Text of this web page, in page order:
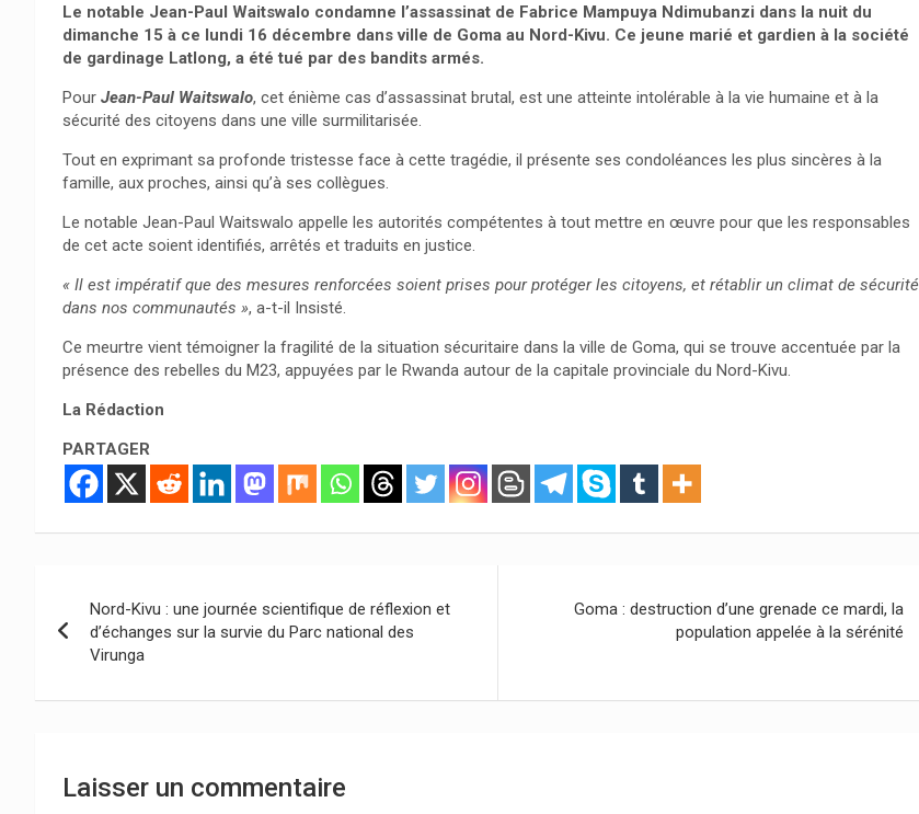
Le notable Jean-Paul Waitswalo condamne l’assassinat de Fabrice Mampuya Ndimubanzi dans la nuit du
dimanche 15 à ce lundi 16 décembre dans ville de Goma au Nord-Kivu. Ce jeune marié et gardien à la société
de gardinage Latlong, a été tué par des bandits armés.
Pour Jean-Paul Waitswalo, cet énième cas d’assassinat brutal, est une atteinte intolérable à la vie humaine et à la
sécurité des citoyens dans une ville surmilitarisée.
Tout en exprimant sa profonde tristesse face à cette tragédie, il présente ses condoléances les plus sincères à la
famille, aux proches, ainsi qu’à ses collègues.
Le notable Jean-Paul Waitswalo appelle les autorités compétentes à tout mettre en œuvre pour que les responsables
de cet acte soient identifiés, arrêtés et traduits en justice.
« Il est impératif que des mesures renforcées soient prises pour protéger les citoyens, et rétablir un climat de sécurité
dans nos communautés », a-t-il Insisté.
Ce meurtre vient témoigner la fragilité de la situation sécuritaire dans la ville de Goma, qui se trouve accentuée par la
présence des rebelles du M23, appuyées par le Rwanda autour de la capitale provinciale du Nord-Kivu.
La Rédaction
PARTAGER
de
l’article
Nord-Kivu : une journée scientifique de réflexion et
d’échanges sur la survie du Parc national des
Virunga
Goma : destruction d’une grenade ce mardi, la
population appelée à la sérénité
Laisser un commentaire